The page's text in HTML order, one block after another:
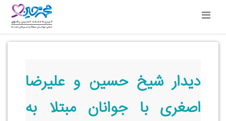
دیدار شیخ حسین و علیرضا
اصغری با جوانان مبتلا به